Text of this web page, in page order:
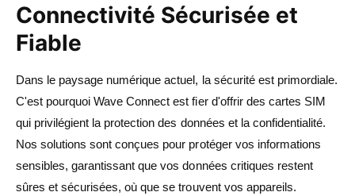
Connectivité Sécurisée et
Fiable
Dans le paysage numérique actuel, la sécurité est primordiale.
C'est pourquoi Wave Connect est fier d'offrir des cartes SIM
qui privilégient la protection des données et la confidentialité.
Nos solutions sont conçues pour protéger vos informations
sensibles, garantissant que vos données critiques restent
sûres et sécurisées, où que se trouvent vos appareils.